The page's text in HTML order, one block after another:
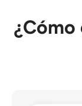
¿Cómo